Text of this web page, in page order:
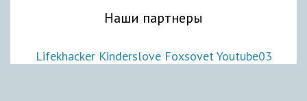
Наши партнеры
Lifekhacker Kinderslove FoxsovetYoutube03